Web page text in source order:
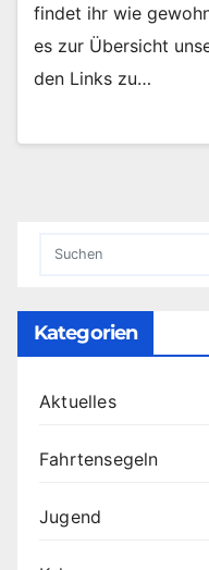
findet ihr wie
es zur Übersicht
den Links zu…
Kategorien
Aktuelles
Fahrtensegeln
Jugend